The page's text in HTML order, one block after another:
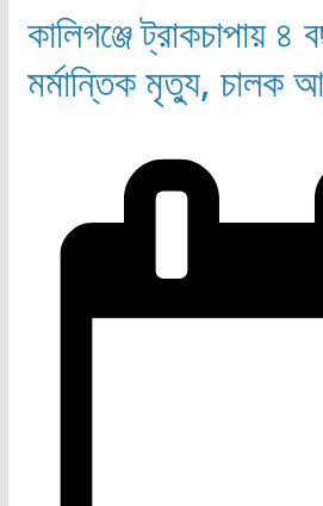
কালিগঞ্জে ট্রাকচাপায় ৪
মর্মান্তিক মৃত্যু, চালক